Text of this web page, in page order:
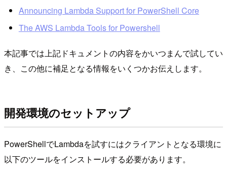
Announcing Lambda Support for PowerShell Core
The AWS Lambda Tools for Powershell
本記事では上記ドキュメントの内容をかいつまんで試してい
き、この他に補足となる情報をいくつかお伝えします。
開発環境のセットアップ
PowerShellでLambdaを試すにはクライアントとなる環境に
以下のツールをインストールする必要があります。